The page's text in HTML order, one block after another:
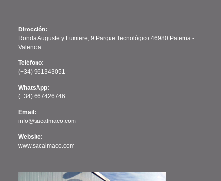
Dirección:
Ronda Auguste y Lumiere, 9 Parque Tecnológico 46980 Paterna -
Valencia
Teléfono:
(+34) 961343051
WhatsApp:
(+34) 667426746
Email:
info@sacalmaco.com
Website:
www.sacalmaco.com